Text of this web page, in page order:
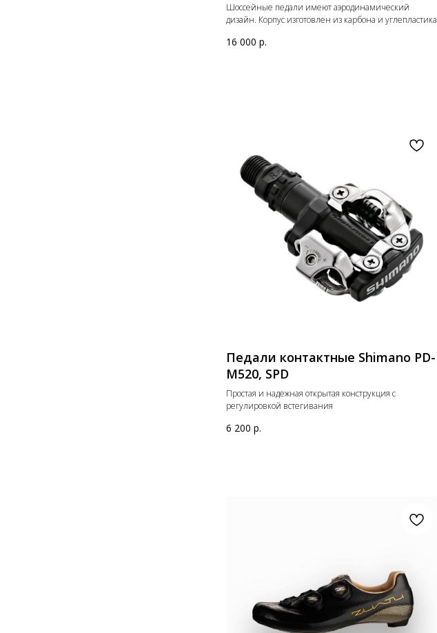
Шоссейные педали имеют аэродинамический
дизайн. Корпус изготовлен из карбона и углепластика
16 000 р.
Педали контактные Shimano PD-
M520, SPD
Простая и надежная открытая конструкция с
регулировкой встегивания
6 200 р.